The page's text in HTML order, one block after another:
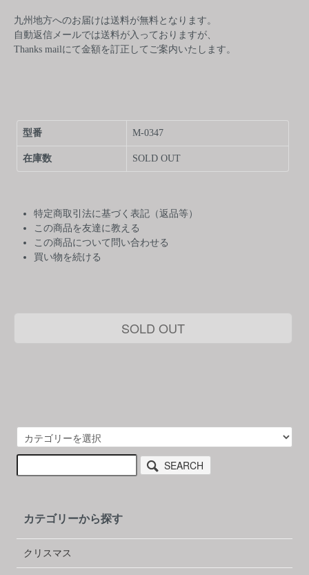
九州地方へのお届けは送料が無料となります。
自動返信メールでは送料が入っておりますが、
Thanks mailにて金額を訂正してご案内いたします。
型番 M-0347
在庫数 SOLD OUT
特定商取引法に基づく表記（返品等）
この商品を友達に教える
この商品について問い合わせる
買い物を続ける
SOLD OUT
SEARCH
カテゴリーから探す
クリスマス